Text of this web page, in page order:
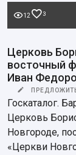
12 3
Церковь
восточный
Иван
Госкаталог.
Церковь
Новгороде,
«Церкви